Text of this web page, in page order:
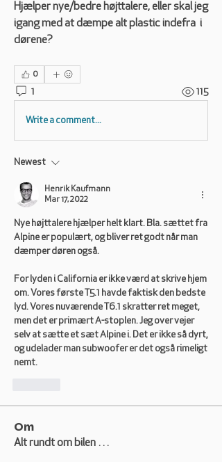
Hjælper nye/bedre højttalere, eller skal jeg
igang med at dæmpe alt plastic indefra  i
dørene?
0
1 115
Write a comment...
Newest
Henrik Kaufmann
Mar 17, 2022
Nye højttalere hjælper helt klart. Bla. sættet fra
Alpine er populært, og bliver ret godt når man
dæmper døren også.
For lyden i California er ikke værd at skrive hjem
om. Vores første T5.1 havde faktisk den bedste
lyd. Vores nuværende T6.1 skratter ret meget,
men det er primært A-stoplen. Jeg over vejer
selv at sætte et sæt Alpine i. Det er ikke så dyrt,
og udelader man subwoofer er det også rimeligt
nemt.
Om
Alt rundt om bilen …